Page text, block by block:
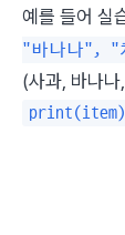
예를 들어 실
"바나나", "
print(item)